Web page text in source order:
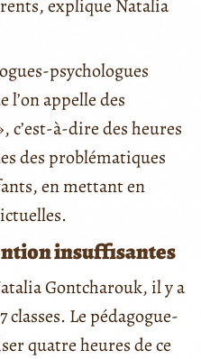
explique Natalia
psychologues
l’on appelle des
c’est-à-dire des heures
des problématiques
en mettant en
insuffisantes
Gontcharouk, il y a
classes. Le pédagogue-
quatre heures de ce